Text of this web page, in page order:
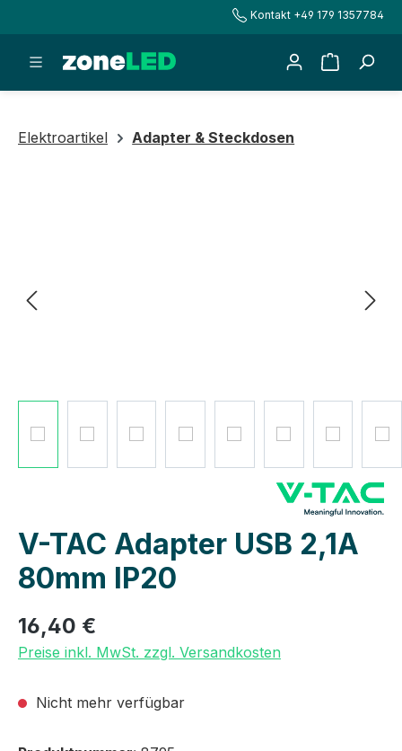
Kontakt +49 179 1357784
Elektroartikel Adapter & Steckdosen
V-TAC Adapter USB 2,1A
80mm IP20
16,40 €
Preise inkl. MwSt. zzgl. Versandkosten
Nicht mehr verfügbar